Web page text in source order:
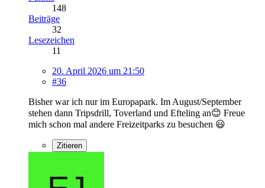
148
Beiträge
32
Lesezeichen
11
20. April 2026 um 21:50
#36
Bisher war ich nur im Europapark. Im August/September
stehen dann Tripsdrill, Toverland und Efteling an😊 Freue
mich schon mal andere Freizeitparks zu besuchen 😃
Zitieren